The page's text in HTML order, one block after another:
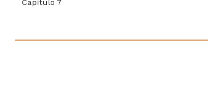
Capítulo 7